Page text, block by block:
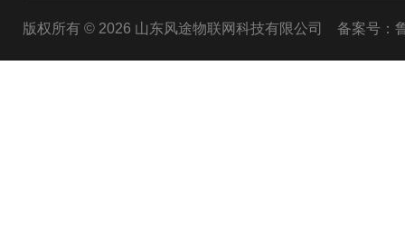
版权所有 © 2026 山东风途物联网科技有限公司 备案号：